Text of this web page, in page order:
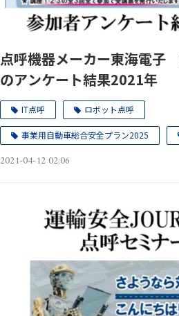
点呼機器メーカー東海電子
のアンケート結果2021年
IT点呼 ロボット点呼
事業用自動車総合安全プラン2025
2021-04-12 02:06